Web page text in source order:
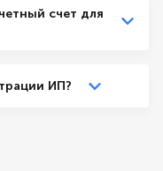
счет для
ИП?